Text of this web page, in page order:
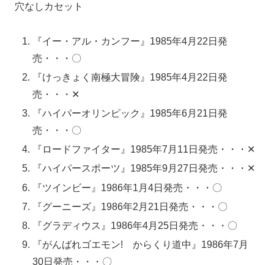
穴なしカセット
『イー・アル・カンフー』1985年4月22日発
売・・・〇
『けっきょく南極大冒険』1985年4月22日発
売・・・✕
『ハイパーオリンピック』1985年6月21日発
売・・・〇
『ロードファイター』1985年7月11日発売・・・✕
『ハイパースポーツ』1985年9月27日発売・・・✕
『ツインビー』1986年1月4日発売・・・〇
『グーニーズ』1986年2月21日発売・・・〇
『グラディウス』1986年4月25日発売・・・〇
『がんばれゴエモン! からくり道中』1986年7月
30日発売・・・〇